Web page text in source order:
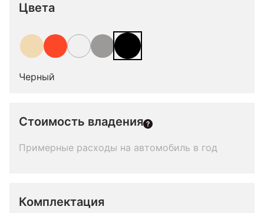
Цвета
Черный
Стоимость владения
Примерные расходы на автомобиль в год
Комплектация